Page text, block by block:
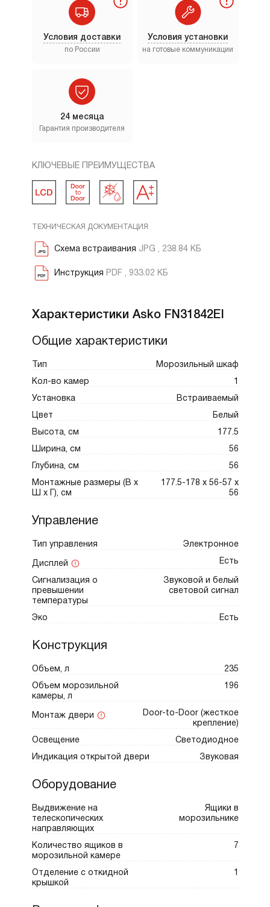
Условия доставки
по России
24 месяца
Гарантия производителя
Условия установки
на готовые коммуникации
КЛЮЧЕВЫЕ ПРЕИМУЩЕСТВА
ТЕХНИЧЕСКАЯ ДОКУМЕНТАЦИЯ
Схема встраивания JPG , 238.84 КБ
Инструкция PDF , 933.02 КБ
Характеристики Asko FN31842EI
Общие характеристики
Тип Морозильный шкаф
Кол-во камер 1
Установка Встраиваемый
Цвет Белый
Высота, см 177.5
Ширина, см 56
Глубина, см 56
Монтажные размеры (В х
Ш х Г), см
177.5-178 х 56-57 х
56
Управление
Тип управления Электронное
Дисплей Есть
Сигнализация о
превышении
температуры
Звуковой и белый
световой сигнал
Эко Есть
Конструкция
Объем, л 235
Объем морозильной
камеры, л
196
Монтаж двери
Door-to-Door (жесткое
крепление)
Освещение Cветодиодное
Индикация открытой двери Звуковая
Оборудование
Выдвижение на
телескопических
направляющих
Ящики в
морозильнике
Количество ящиков в
морозильной камере
7
Отделение с откидной
крышкой
1